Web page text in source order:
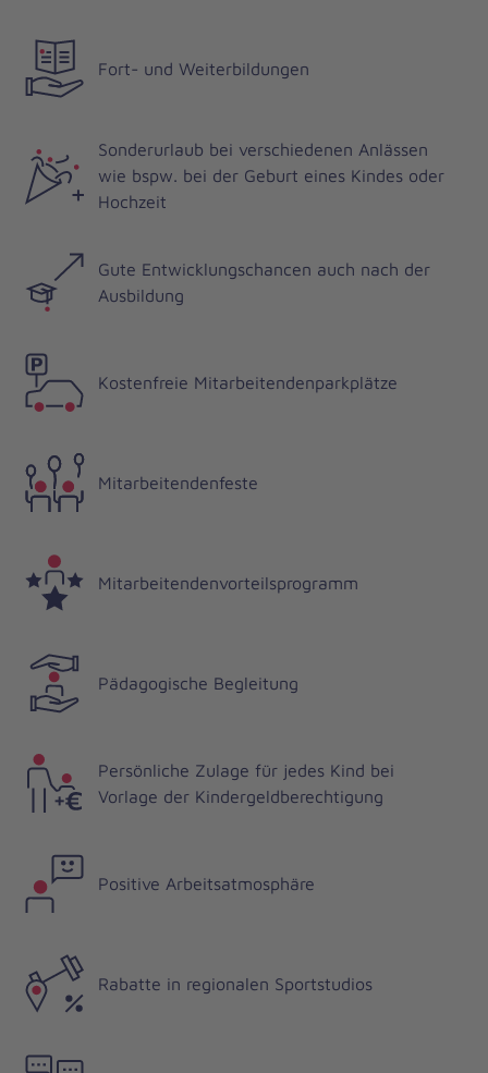
Fort- und Weiterbildungen
Sonderurlaub bei verschiedenen Anlässen
wie bspw. bei der Geburt eines Kindes oder
Hochzeit
Gute Entwicklungschancen auch nach der
Ausbildung
Kostenfreie Mitarbeitendenparkplätze
Mitarbeitendenfeste
Mitarbeitendenvorteilsprogramm
Pädagogische Begleitung
Persönliche Zulage für jedes Kind bei
Vorlage der Kindergeldberechtigung
Positive Arbeitsatmosphäre
Rabatte in regionalen Sportstudios